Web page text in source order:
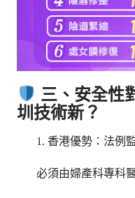
三、安全性
圳技術新？
1. 香港優勢：法例
必須由婦產科專科